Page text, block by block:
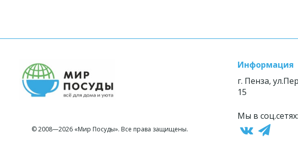
© 2008—2026 «Мир Посуды». Все права защищены.
Информация
г. Пенза,
15
Мы в соц.сетях: